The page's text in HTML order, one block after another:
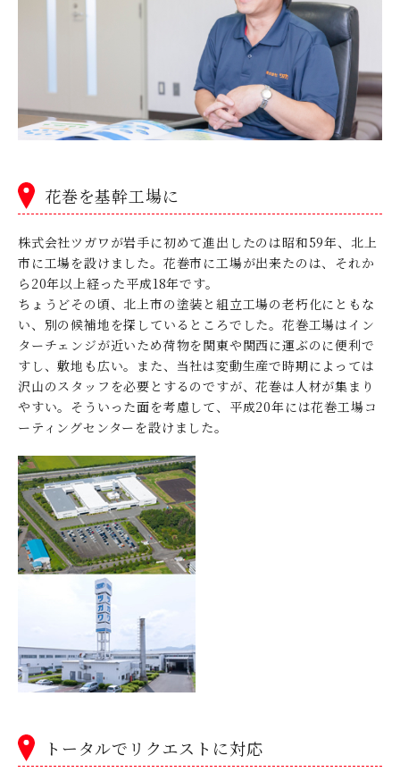
花巻を基幹工場に
株式会社ツガワが岩手に初めて進出したのは昭和59年、北上
市に工場を設けました。花巻市に工場が出来たのは、それか
ら20年以上経った平成18年です。
ちょうどその頃、北上市の塗装と組立工場の老朽化にともな
い、別の候補地を探しているところでした。花巻工場はイン
ターチェンジが近いため荷物を関東や関西に運ぶのに便利で
すし、敷地も広い。また、当社は変動生産で時期によっては
沢山のスタッフを必要とするのですが、花巻は人材が集まり
やすい。そういった面を考慮して、平成20年には花巻工場コ
ーティングセンターを設けました。
トータルでリクエストに対応